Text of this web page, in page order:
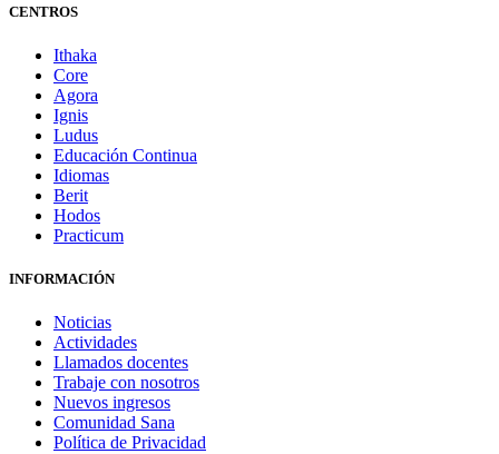
CENTROS
Ithaka
Core
Agora
Ignis
Ludus
Educación Continua
Idiomas
Berit
Hodos
Practicum
INFORMACIÓN
Noticias
Actividades
Llamados docentes
Trabaje con nosotros
Nuevos ingresos
Comunidad Sana
Política de Privacidad